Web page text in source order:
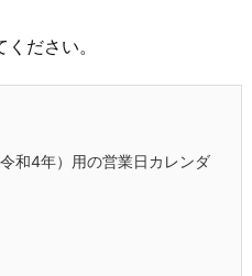
ださい。
和4年）用の営業日カレンダ